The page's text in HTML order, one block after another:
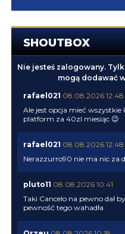
SHOUTBOX
Nie jesteś zalogowany.
mogą dodawać
rafael021 08.08.2026 12:48
Ale jest opcja mieć wszystkie
platform za 40zl miesiąc 😉
rafael021 08.08.2026 12:48
Nerazzurro90 nie ma nic za
pluto11 08.08.2026 10:41
Taki Cancelo na pewno dał
pewność tego wahadła